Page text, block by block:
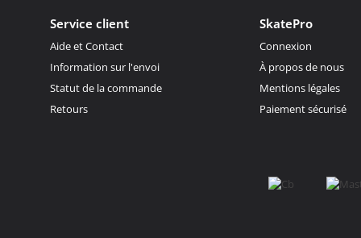
Service client
Aide et Contact
Information sur l'envoi
Statut de la commande
Retours
SkatePro
Connexion
À propos de nous
Mentions légales
Paiement sécurisé